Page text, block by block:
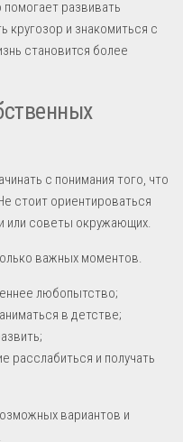
развивать
кругозор и знакомиться с
становится более
с понимания того, что
стоит ориентироваться
или советы окружающих.
важных моментов.
любопытство;
в детстве;
расслабиться и получать
вариантов и